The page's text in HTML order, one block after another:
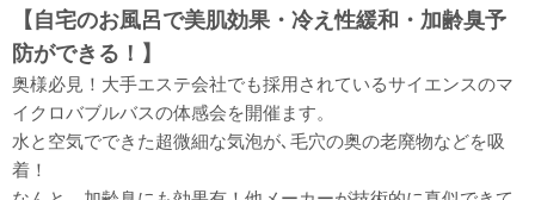
【自宅のお風呂で美肌効果・冷え性緩和・加齢臭予
防ができる！】
奥様必見！大手エステ会社でも採用されているサイエンスのマ
イクロバブルバスの体感会を開催ます。
水と空気でできた超微細な気泡が､毛穴の奥の老廃物などを吸
着！